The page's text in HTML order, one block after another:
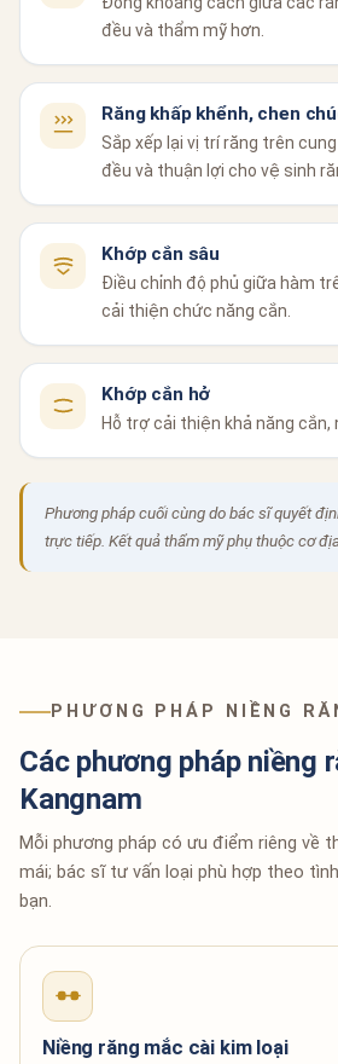
đều và thẩm mỹ hơn.
Răng khấp khểnh, chen
Sắp xếp lại vị trí răng trên
đều và thuận lợi cho vệ sinh
Khớp cắn sâu
Điều chỉnh độ phủ giữa hàm
cải thiện chức năng cắn.
Khớp cắn hở
Hỗ trợ cải thiện khả năng cắn,
Phương pháp cuối cùng do bác sĩ quyết
trực tiếp. Kết quả thẩm mỹ phụ thuộc cơ
PHƯƠNG PHÁP NIỀNG
Các phương pháp niềng
Kangnam
Mỗi phương pháp có ưu điểm riêng về
mái; bác sĩ tư vấn loại phù hợp theo
bạn.
Niềng răng mắc cài kim loại